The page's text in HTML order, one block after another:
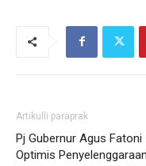
Artikulli paraprak
Pj Gubernur Agus Fatoni
Optimis Penyelenggaraan